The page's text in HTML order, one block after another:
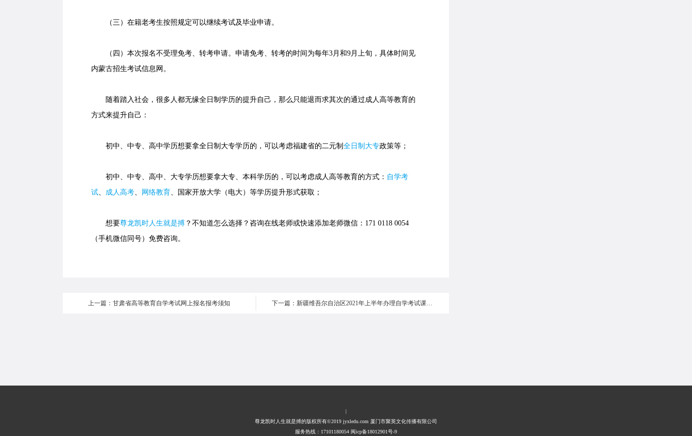
（三）在籍老考生按照规定可以继续考试及毕业申请。
（四）本次报名不受理免考、转考申请。申请免考、转考的时间为每年3月和9月上旬，具体时间见
内蒙古招生考试信息网。
随着踏入社会，很多人都无缘全日制学历的提升自己，那么只能退而求其次的通过成人高等教育的
方式来提升自己：
初中、中专、高中学历想要拿全日制大专学历的，可以考虑福建省的二元制 全日制大专政策等；
初中、中专、高中、大专学历想要拿大专、本科学历的，可以考虑成人高等教育的方式： 自学考
试、 成人高考、 网络教育、国家开放大学（电大）等学历提升形式获取；
想要尊龙凯时人生就是搏 ？不知道怎么选择？咨询在线老师或快速添加老师微信：171 0118 0054
（手机微信同号）免费咨询。
上一篇：甘肃省高等教育自学考试网上报名报考须知 下一篇：新疆维吾尔自治区2021年上半年办理自学考试课程免考申请的公告
|
尊龙凯时人生就是搏的版权所有©2019 jyxledu.com 厦门市聚英文化传播有限公司
服务热线：17101180054 闽icp备18012901号-9